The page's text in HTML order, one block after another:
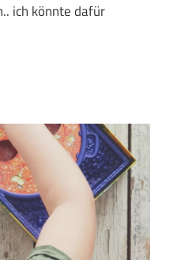
ich könnte dafür